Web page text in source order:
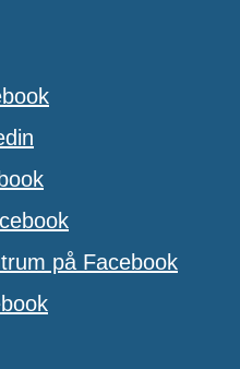
på Facebook